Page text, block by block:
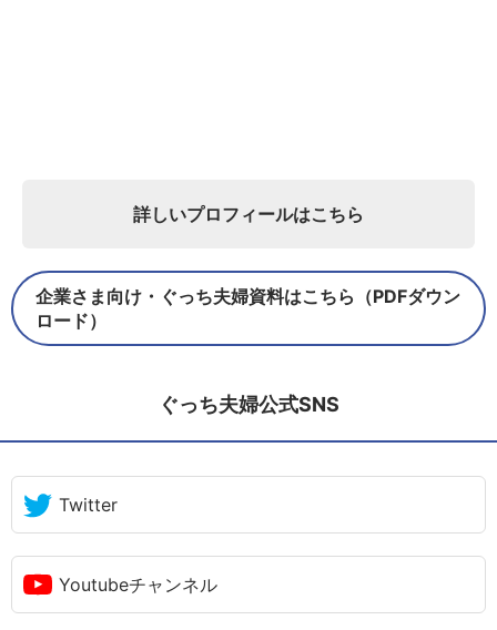
詳しいプロフィールはこちら
企業さま向け・ぐっち夫婦資料はこちら（PDFダウン
ロード）
ぐっち夫婦公式SNS
Twitter
Youtubeチャンネル